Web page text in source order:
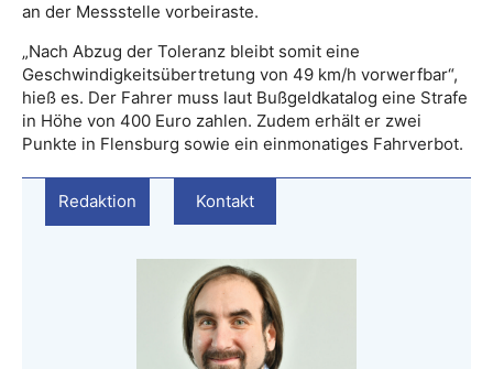
an der Messstelle vorbeiraste.
„Nach Abzug der Toleranz bleibt somit eine
Geschwindigkeitsübertretung von 49 km/h vorwerfbar“,
hieß es. Der Fahrer muss laut Bußgeldkatalog eine Strafe
in Höhe von 400 Euro zahlen. Zudem erhält er zwei
Punkte in Flensburg sowie ein einmonatiges Fahrverbot.
Redaktion Kontakt